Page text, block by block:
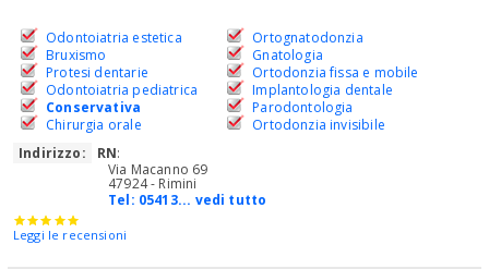
Odontoiatria estetica
Bruxismo
Protesi dentarie
Odontoiatria pediatrica
Conservativa
Chirurgia orale
Ortognatodonzia
Gnatologia
Ortodonzia fissa e mobile
Implantologia dentale
Parodontologia
Ortodonzia invisibile
Indirizzo:
RN:
Via Macanno 69
47924 - Rimini
Tel: 05413... vedi tutto
Leggi le recensioni